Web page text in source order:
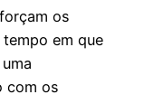
os
em que
com os